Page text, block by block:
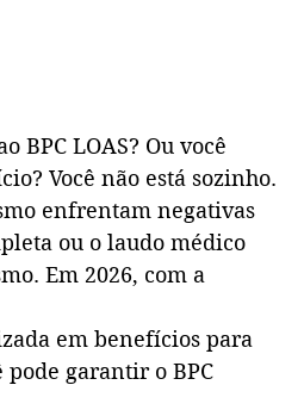
BPC LOAS? Ou você
Você não está sozinho.
enfrentam negativas
ou o laudo médico
Em 2026, com a
em benefícios para
pode garantir o BPC